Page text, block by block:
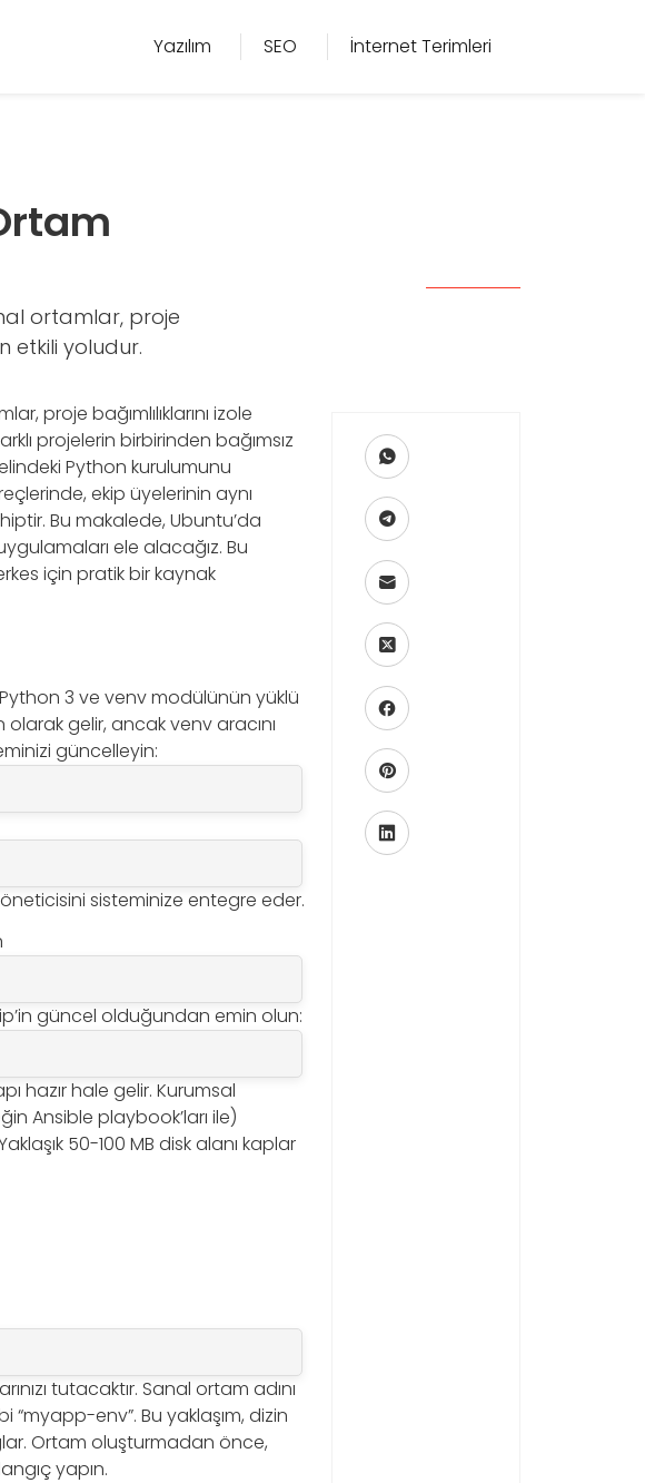
Yazılım SEO İnternet Terimleri
ortamlar, proje
etkili yoludur.
proje bağımlılıklarını izole
projelerin birbirinden bağımsız
Python kurulumunu
ekip üyelerinin aynı
Bu makalede, Ubuntu’da
ele alacağız. Bu
için pratik bir kaynak
3 ve venv modülünün yüklü
gelir, ancak venv aracını
güncelleyin:
sisteminize entegre eder.
güncel olduğundan emin olun:
hazır hale gelir. Kurumsal
Ansible playbook’ları ile)
50-100 MB disk alanı kaplar
tutacaktır. Sanal ortam adını
“myapp-env”. Bu yaklaşım, dizin
Ortam oluşturmadan önce,
yapın.